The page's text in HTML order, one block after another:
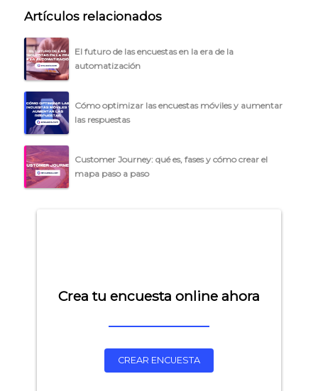
Artículos relacionados
El futuro de las encuestas en la era de la
automatización
Cómo optimizar las encuestas móviles y aumentar
las respuestas
Customer Journey: qué es, fases y cómo crear el
mapa paso a paso
Crea tu encuesta online ahora
CREAR ENCUESTA